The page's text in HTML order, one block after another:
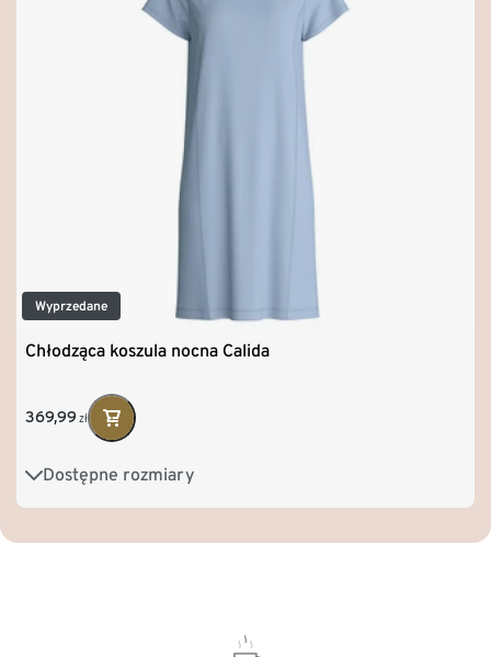
Wyprzedane
Chłodząca koszula nocna Calida
369,99 zł
Dostępne rozmiary
XS S M L